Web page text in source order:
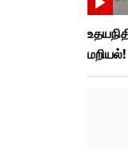
மறியல்!